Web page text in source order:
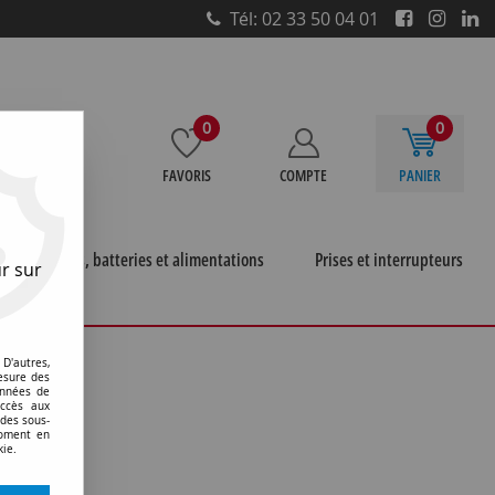
Tél: 02 33 50 04 01
0
FAVORIS COMPTE
0
PANIER
Piles, batteries et alimentations Prises et interrupteurs
sur
des
de
aux
sous-
en